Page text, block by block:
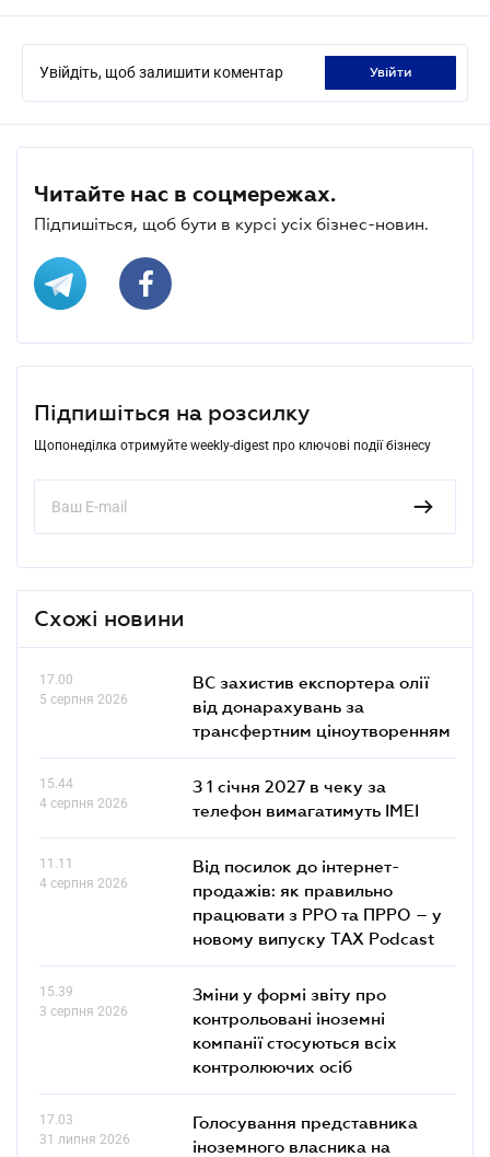
Увійдіть, щоб залишити коментар увійти
Читайте нас в соцмережах.
Підпишіться, щоб бути в курсі усіх бізнес-новин.
Підпишіться на розсилку
Щопонеділка отримуйте weekly-digest про ключові події бізнесу
Схожі новини
17.00
5 серпня 2026
ВС захистив експортера олії
від донарахувань за
трансфертним ціноутворенням
15.44
4 серпня 2026
З 1 січня 2027 в чеку за
телефон вимагатимуть IMEI
11.11
4 серпня 2026
Від посилок до інтернет-
продажів: як правильно
працювати з РРО та ПРРО – у
новому випуску TAX Podcast
15.39
3 серпня 2026
Зміни у формі звіту про
контрольовані іноземні
компанії стосуються всіх
контролюючих осіб
17.03
31 липня 2026
Голосування представника
іноземного власника на